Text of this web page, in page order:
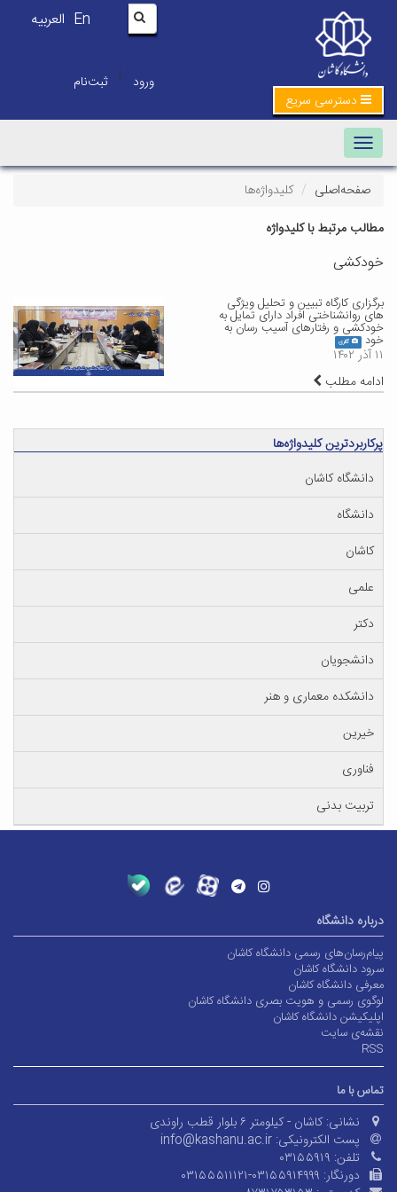
En العربیه
ورود | ثبت‌نام
دسترسی سریع
Toggle navigation
صفحه‌اصلی
کلیدواژه‌ها
مطالب مرتبط با کلیدواژه
خودکشی
برگزاری کارگاه تبیین و تحلیل ویژگی
های روانشناختی افراد دارای تمایل به
خودکشی و رفتارهای آسیب رسان به
خود گالری
۱۱ آذر ۱۴۰۲
ادامه مطلب
پرکاربردترین کلیدواژه‌ها
دانشگاه کاشان
دانشگاه
کاشان
علمی
دکتر
دانشجویان
دانشکده معماری و هنر
خیرین
فناوری
تربیت بدنی
درباره دانشگاه
پیام‌رسان‌های رسمی دانشگاه کاشان
سرود دانشگاه کاشان
معرفی دانشگاه کاشان
لوگوی رسمی و هویت بصری دانشگاه کاشان
اپلیکیشن دانشگاه کاشان
نقشه‌ی سایت
RSS
تماس با ما
نشانی: کاشان - کیلومتر ۶ بلوار قطب راوندی
پست الکترونیکی: info@kashanu.ac.ir
تلفن: ۰۳۱۵۵۹۱۹
دورنگار: ۰۳۱۵۵۵۱۱۱۲۱-۰۳۱۵۵۹۱۴۹۹۹